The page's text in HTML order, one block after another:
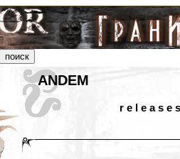
ANDEM
r e l e a s e s